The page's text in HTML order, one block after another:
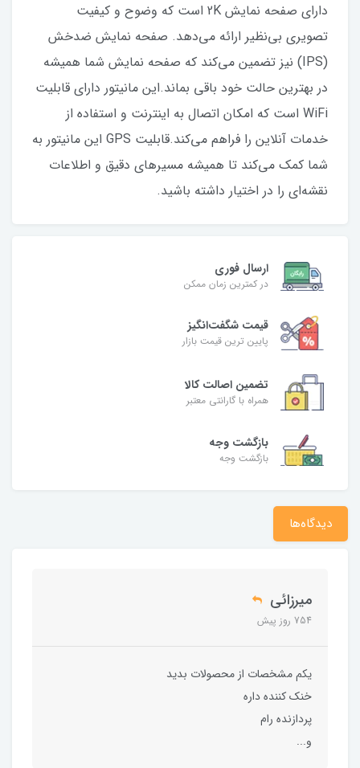
دارای صفحه نمایش 2K است که وضوح و کیفیت
تصویری بی‌نظیر ارائه می‌دهد. صفحه نمایش ضدخش
(IPS) نیز تضمین می‌کند که صفحه نمایش شما همیشه
در بهترین حالت خود باقی بماند.این مانیتور دارای قابلیت
WiFi است که امکان اتصال به اینترنت و استفاده از
خدمات آنلاین را فراهم می‌کند.قابلیت GPS این مانیتور به
شما کمک می‌کند تا همیشه مسیرهای دقیق و اطلاعات
نقشه‌ای را در اختیار داشته باشید.
ارسال فوری
در کمترین زمان ممکن
قیمت شگفت‌انگیز
پایین ترین قیمت بازار
تضمین اصالت کالا
همراه با گارانتی معتبر
بازگشت وجه
بازگشت وجه
دیدگاه‌ها
میرزائی
754 روز پیش
یکم مشخصات از محصولات بدید
خنک کننده داره
پردازنده رام
و...